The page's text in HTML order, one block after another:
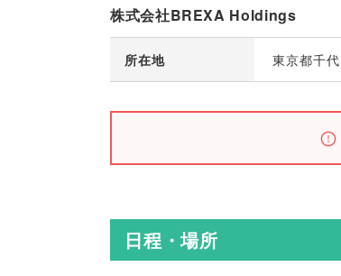
株式会社BREXA Holdings
所在地 東京都千
日程・場所